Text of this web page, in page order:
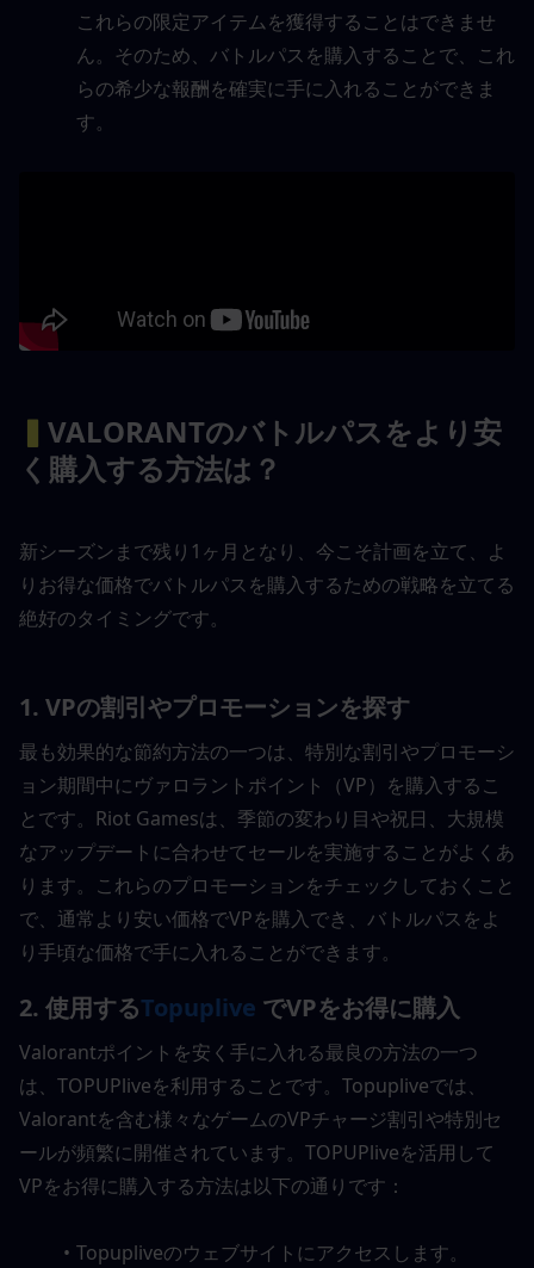
これらの限定アイテムを獲得することはできませ
ん。そのため、バトルパスを購入することで、これ
らの希少な報酬を確実に手に入れることができま
す。
▍ VALORANTのバトルパスをより安
く購入する方法は？
新シーズンまで残り1ヶ月となり、今こそ計画を立て、よ
りお得な価格でバトルパスを購入するための戦略を立てる
絶好のタイミングです。
1. VPの割引やプロモーションを探す
最も効果的な節約方法の一つは、特別な割引やプロモーシ
ョン期間中にヴァロラントポイント（VP）を購入するこ
とです。Riot Gamesは、季節の変わり目や祝日、大規模
なアップデートに合わせてセールを実施することがよくあ
ります。これらのプロモーションをチェックしておくこと
で、通常より安い価格でVPを購入でき、バトルパスをよ
り手頃な価格で手に入れることができます。
2. 使用するTopuplive でVPをお得に購入
Valorantポイントを安く手に入れる最良の方法の一つ
は、TOPUPliveを利用することです。Topupliveでは、
Valorantを含む様々なゲームのVPチャージ割引や特別セ
ールが頻繁に開催されています。TOPUPliveを活用して
VPをお得に購入する方法は以下の通りです：
Topupliveのウェブサイトにアクセスします。